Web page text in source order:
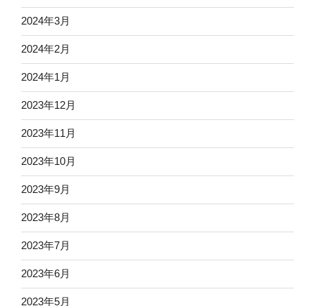
2024年3月
2024年2月
2024年1月
2023年12月
2023年11月
2023年10月
2023年9月
2023年8月
2023年7月
2023年6月
2023年5月